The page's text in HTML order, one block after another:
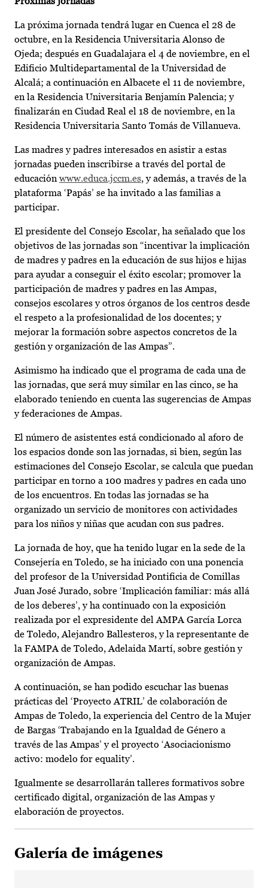
La próxima jornada tendrá lugar en Cuenca el 28 de
octubre, en la Residencia Universitaria Alonso de
Ojeda; después en Guadalajara el 4 de noviembre, en el
Edificio Multidepartamental de la Universidad de
Alcalá; a continuación en Albacete el 11 de noviembre,
en la Residencia Universitaria Benjamín Palencia; y
finalizarán en Ciudad Real el 18 de noviembre, en la
Residencia Universitaria Santo Tomás de Villanueva.
Las madres y padres interesados en asistir a estas
jornadas pueden inscribirse a través del portal de
educación www.educa.jccm.es, y además, a través de la
plataforma ‘Papás’ se ha invitado a las familias a
participar.
El presidente del Consejo Escolar, ha señalado que los
objetivos de las jornadas son “incentivar la implicación
de madres y padres en la educación de sus hijos e hijas
para ayudar a conseguir el éxito escolar; promover la
participación de madres y padres en las Ampas,
consejos escolares y otros órganos de los centros desde
el respeto a la profesionalidad de los docentes; y
mejorar la formación sobre aspectos concretos de la
gestión y organización de las Ampas”.
Asimismo ha indicado que el programa de cada una de
las jornadas, que será muy similar en las cinco, se ha
elaborado teniendo en cuenta las sugerencias de Ampas
y federaciones de Ampas.
El número de asistentes está condicionado al aforo de
los espacios donde son las jornadas, si bien, según las
estimaciones del Consejo Escolar, se calcula que puedan
participar en torno a 100 madres y padres en cada uno
de los encuentros. En todas las jornadas se ha
organizado un servicio de monitores con actividades
para los niños y niñas que acudan con sus padres.
La jornada de hoy, que ha tenido lugar en la sede de la
Consejería en Toledo, se ha iniciado con una ponencia
del profesor de la Universidad Pontificia de Comillas
Juan José Jurado, sobre ‘Implicación familiar: más allá
de los deberes’, y ha continuado con la exposición
realizada por el expresidente del AMPA García Lorca
de Toledo, Alejandro Ballesteros, y la representante de
la FAMPA de Toledo, Adelaida Martí, sobre gestión y
organización de Ampas.
A continuación, se han podido escuchar las buenas
prácticas del ‘Proyecto ATRIL’ de colaboración de
Ampas de Toledo, la experiencia del Centro de la Mujer
de Bargas ‘Trabajando en la Igualdad de Género a
través de las Ampas’ y el proyecto ‘Asociacionismo
activo: modelo for equality’.
Igualmente se desarrollarán talleres formativos sobre
certificado digital, organización de las Ampas y
elaboración de proyectos.
Galería de imágenes